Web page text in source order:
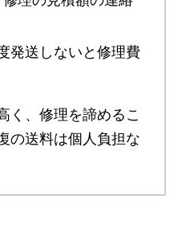
発送しないと修理費
く、修理を諦めるこ
の送料は個人負担な